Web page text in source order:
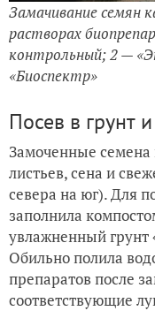
Замачивание семян
растворах
контрольный; 2 —
«Биоспектр»
Посев в грунт
Замоченные семена
листьев, сена и
севера на юг). Для
заполнила
увлажненный грунт
Обильно полила
препаратов после
соответствующие